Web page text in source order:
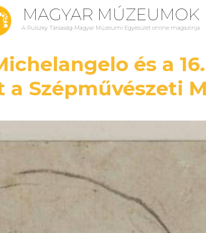
MAGYAR MÚZEUMOK
A Pulszky Társaság-Magyar Múzeumi Egyesület online magazinja
és a
a Szépművészeti